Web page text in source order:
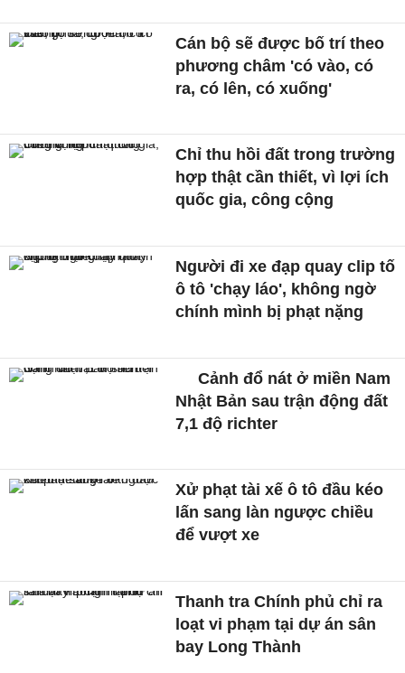
Cán bộ sẽ được bố trí theo
phương châm 'có vào, có
ra, có lên, có xuống'
Chỉ thu hồi đất trong trường
hợp thật cần thiết, vì lợi ích
quốc gia, công cộng
Người đi xe đạp quay clip tố
ô tô 'chạy láo', không ngờ
chính mình bị phạt nặng
Cảnh đổ nát ở miền Nam
Nhật Bản sau trận động đất
7,1 độ richter
Xử phạt tài xế ô tô đầu kéo
lấn sang làn ngược chiều
để vượt xe
Thanh tra Chính phủ chỉ ra
loạt vi phạm tại dự án sân
bay Long Thành